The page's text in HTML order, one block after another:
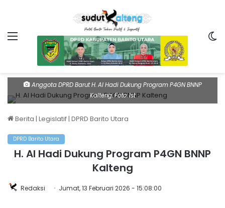
Menu
Anggota DPRD Barut H. Al Hadi Dukung Program P4GN BNNP
Kalteng. Foto: Ist
Berita | Legislatif| DPRD Barito Utara
DPRD Barito Utara
H. Al Hadi Dukung Program P4GN BNNP
Kalteng
Redaksi Jumat, 13 Februari 2026 - 15:08:00